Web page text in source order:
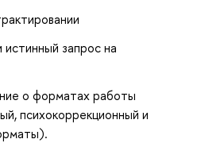
запрос на
о форматах работы
психокоррекционный и